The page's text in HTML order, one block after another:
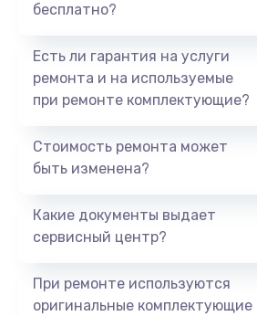
бесплатно?
Есть ли гарантия на услуги
ремонта и на используемые
при ремонте комплектующие?
Стоимость ремонта может
быть изменена?
Какие документы выдает
сервисный центр?
При ремонте используются
оригинальные комплектующие